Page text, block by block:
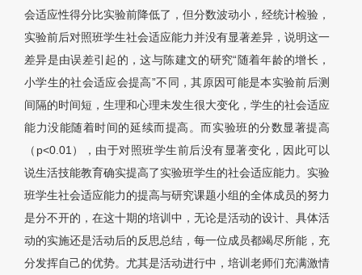
会适应性得分比实验前降低了，但分数波动小，经统计检验，
实验前后对照班学生社会适应能力并没有显著差异，说明这一
差异是由误差引起的，这与陈建文的研究“随着年龄的增长，
小学生的社会适应会提高”不同，其原因可能是本实验前后测
间隔的时间短，生理和心理未发生很大变化，学生的社会适应
能力没能随着时间的延续而提高。而实验班的分数显著提高
（p<0.01），由于对照班学生前后没有显著变化，因此可以
说生活技能教育确实提高了实验班学生的社会适应能力。实验
班学生社会适应能力的提高与研究课题小组的全体成员的努力
是分不开的，在这十期的培训中，无论是活动的设计、具体活
动的实施还是活动后的反思总结，每一位成员都竭尽所能，充
分发挥自己的优势。尤其是活动进行中，培训老师们充满激情